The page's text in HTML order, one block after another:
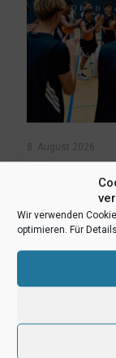
Wir verwenden
optimieren. Für
8. August 2026
Erlebnis Wagner-
und Moritz
Mehr lesen